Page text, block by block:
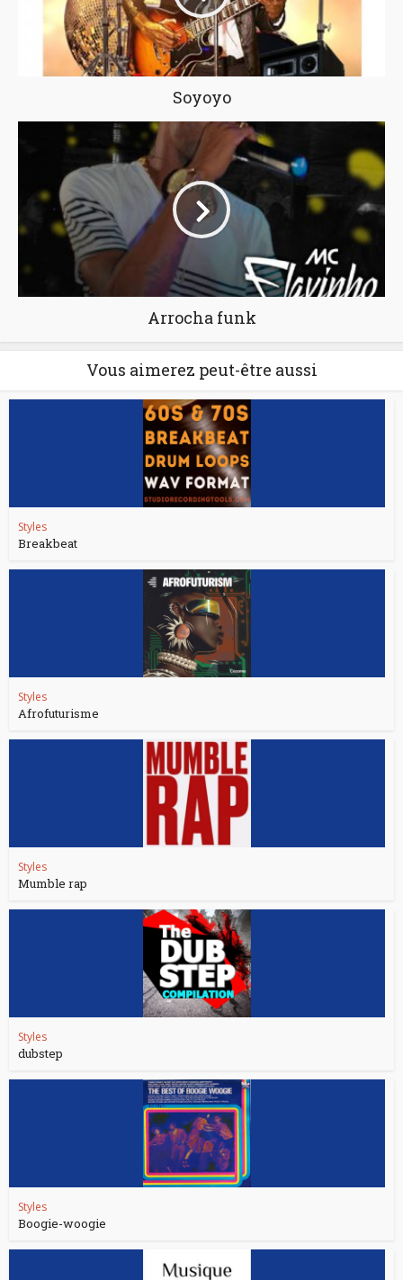
Soyoyo
Arrocha funk
Vous aimerez peut-être aussi
Styles
Breakbeat
Styles
Afrofuturisme
Styles
Mumble rap
Styles
dubstep
Styles
Boogie-woogie